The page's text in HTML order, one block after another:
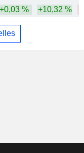
+0,03 % +10,32 %